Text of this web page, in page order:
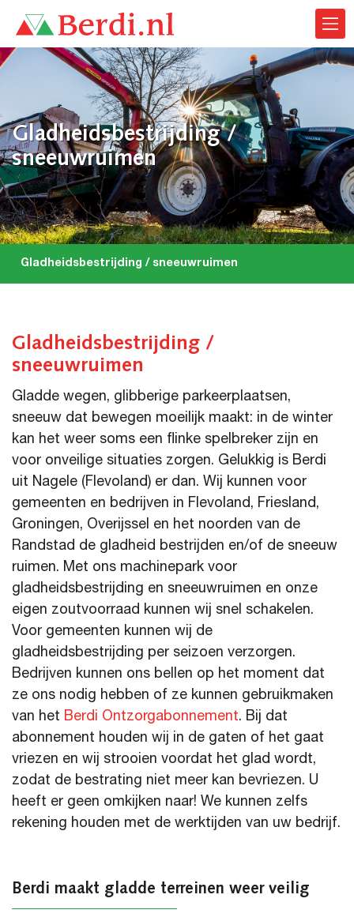
Gladheidsbestrijding /
sneeuwruimen
Gladheidsbestrijding / sneeuwruimen
Gladheidsbestrijding /
sneeuwruimen
Gladde wegen, glibberige parkeerplaatsen,
sneeuw dat bewegen moeilijk maakt: in de winter
kan het weer soms een flinke spelbreker zijn en
voor onveilige situaties zorgen. Gelukkig is Berdi
uit Nagele (Flevoland) er dan. Wij kunnen voor
gemeenten en bedrijven in Flevoland, Friesland,
Groningen, Overijssel en het noorden van de
Randstad de gladheid bestrijden en/of de sneeuw
ruimen. Met ons machinepark voor
gladheidsbestrijding en sneeuwruimen en onze
eigen zoutvoorraad kunnen wij snel schakelen.
Voor gemeenten kunnen wij de
gladheidsbestrijding per seizoen verzorgen.
Bedrijven kunnen ons bellen op het moment dat
ze ons nodig hebben of ze kunnen gebruikmaken
van het Berdi Ontzorgabonnement. Bij dat
abonnement houden wij in de gaten of het gaat
vriezen en wij strooien voordat het glad wordt,
zodat de bestrating niet meer kan bevriezen. U
heeft er geen omkijken naar! We kunnen zelfs
rekening houden met de werktijden van uw bedrijf.
Berdi maakt gladde terreinen weer veilig